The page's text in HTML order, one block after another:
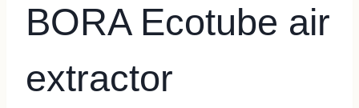
BORA Ecotube air
extractor